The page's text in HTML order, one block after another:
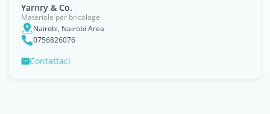
Yarnry & Co.
Materiale per bricolage
Nairobi, Nairobi Area
0756826076
Contattaci